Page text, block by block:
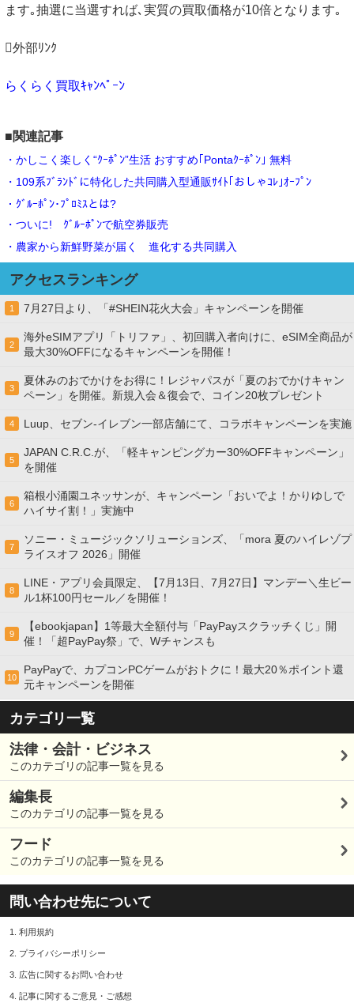
ます｡抽選に当選すれば､実質の買取価格が10倍となります｡
外部ﾘﾝｸ
らくらく買取ｷｬﾝﾍﾟｰﾝ
■関連記事
・かしこく楽しく“ｸｰﾎﾟﾝ”生活 おすすめ｢Pontaｸｰﾎﾟﾝ｣ 無料
・109系ﾌﾞﾗﾝﾄﾞに特化した共同購入型通販ｻｲﾄ｢おしゃｺﾚ｣ｵｰﾌﾟﾝ
・ｸﾞﾙｰﾎﾟﾝ･ﾌﾟﾛﾐｽとは?
・ついに! ｸﾞﾙｰﾎﾟﾝで航空券販売
・農家から新鮮野菜が届く 進化する共同購入
アクセスランキング
1 7月27日より、「#SHEIN花火大会」キャンペーンを開催
2
海外eSIMアプリ「トリファ」、初回購入者向けに、eSIM全商品が
最大30%OFFになるキャンペーンを開催！
3
夏休みのおでかけをお得に！レジャパスが「夏のおでかけキャン
ペーン」を開催。新規入会＆復会で、コイン20枚プレゼント
4 Luup、セブン‐イレブン一部店舗にて、コラボキャンペーンを実施
5
JAPAN C.R.C.が、「軽キャンピングカー30%OFFキャンペーン」
を開催
6
箱根小涌園ユネッサンが、キャンペーン「おいでよ！かりゆしで
ハイサイ割！」実施中
7
ソニー・ミュージックソリューションズ、「mora 夏のハイレゾプ
ライスオフ 2026」開催
8
LINE・アプリ会員限定、【7月13日、7月27日】マンデー＼生ビー
ル1杯100円セール／を開催！
9
【ebookjapan】1等最大全額付与「PayPayスクラッチくじ」開
催！「超PayPay祭」で、Wチャンスも
10
PayPayで、カプコンPCゲームがおトクに！最大20％ポイント還
元キャンペーンを開催
カテゴリ一覧
法律・会計・ビジネス
このカテゴリの記事一覧を見る
編集長
このカテゴリの記事一覧を見る
フード
このカテゴリの記事一覧を見る
問い合わせ先について
1. 利用規約
2. プライバシーポリシー
3. 広告に関するお問い合わせ
4. 記事に関するご意見・ご感想